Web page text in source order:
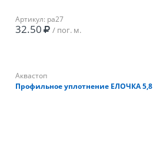
Артикул: pa27
32.50 / пог. м.
Аквастоп
Профильное уплотнение ЕЛОЧКА 5,8